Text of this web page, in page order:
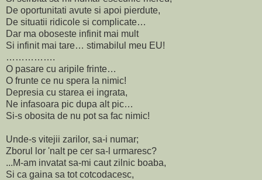
De oportunitati avute si apoi pierdute,
De situatii ridicole si complicate…
Dar ma oboseste infinit mai mult
Si infinit mai tare… stimabilul meu EU!
…………….
O pasare cu aripile frinte…
O frunte ce nu spera la nimic!
Depresia cu starea ei ingrata,
Ne infasoara pic dupa alt pic…
Si-s obosita de nu pot sa fac nimic!
Unde-s vitejii zarilor, sa-i numar;
Zborul lor 'nalt pe cer sa-l urmaresc?
...M-am invatat sa-mi caut zilnic boaba,
Si ca gaina sa tot cotcodacesc,